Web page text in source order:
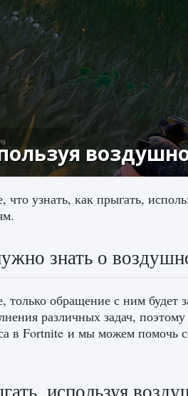
узнать, как прыгать,
знать о
только обращение с ним
различных задач,
в Fortnite и мы можем помочь